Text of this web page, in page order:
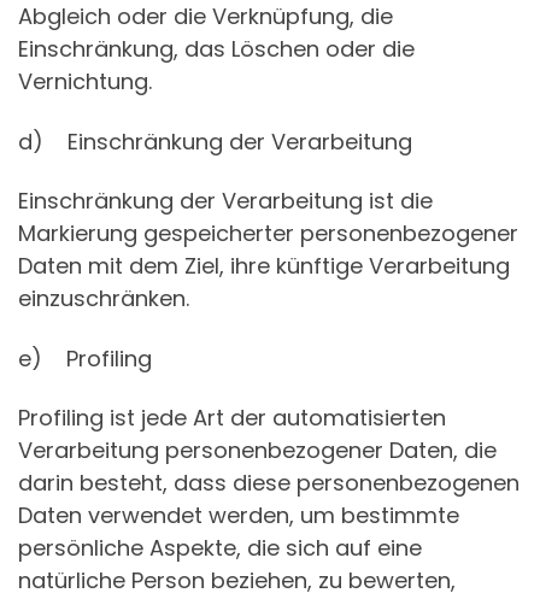
Abgleich oder die Verknüpfung, die
Einschränkung, das Löschen oder die
Vernichtung.
d) Einschränkung der Verarbeitung
Einschränkung der Verarbeitung ist die
Markierung gespeicherter personenbezogener
Daten mit dem Ziel, ihre künftige Verarbeitung
einzuschränken.
e) Profiling
Profiling ist jede Art der automatisierten
Verarbeitung personenbezogener Daten, die
darin besteht, dass diese personenbezogenen
Daten verwendet werden, um bestimmte
persönliche Aspekte, die sich auf eine
natürliche Person beziehen, zu bewerten,